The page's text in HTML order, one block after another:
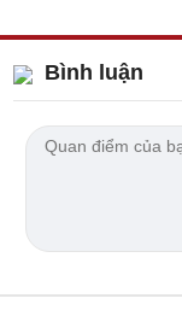
Bình luận